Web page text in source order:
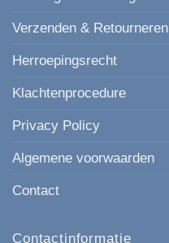
Verzenden & Retourneren
Herroepingsrecht
Klachtenprocedure
Privacy Policy
Algemene voorwaarden
Contact
Contactinformatie